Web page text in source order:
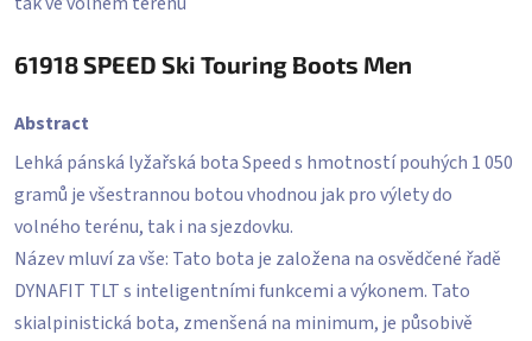
je
z
5
61918SPEED Ski Touring Boots Men
Abstract
Lehká pánská lyžařská bota Speed ​​s hmotností pouhých 1 050
gramů je všestrannou botou vhodnou jak pro výlety do
volného terénu, tak i na sjezdovku.
Název mluví za vše: Tato bota je založena na osvědčené řadě
DYNAFIT TLT s inteligentními funkcemi a výkonem. Tato
skialpinistická bota, zmenšená na minimum, je působivě